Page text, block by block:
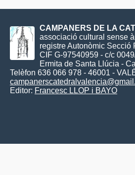
CAMPANERS DE LA
associació cultural sense
registre Autonòmic Secció
CIF G-97540959 - c/c
Ermita de Santa Llúcia -
Telèfon 636 066 978 - 46001 -
Editor: Francesc LLOP i BAYO